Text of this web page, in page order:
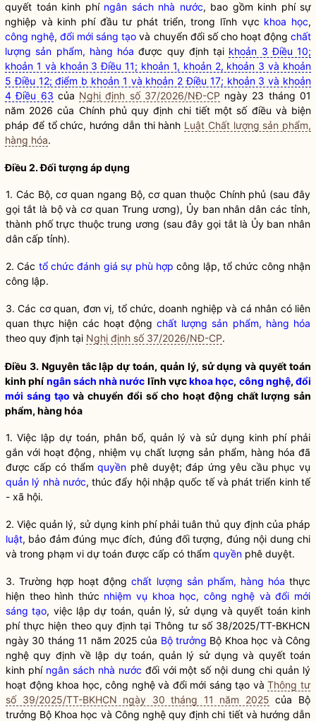
quyết toán kinh phí ngân sách nhà nước, bao gồm kinh phí sự
nghiệp và kinh phí đầu tư phát triển, trong lĩnh vực khoa học,
công nghệ,đổi mới sáng tạo và chuyển đổi số cho hoạt độngchất
lượng sản phẩm, hàng hóa được quy định tại khoản 3 Điều 10;
khoản 1 và khoản 3 Điều 11; khoản 1, khoản 2, khoản 3 và khoản
5 Điều 12; điểm b khoản 1 và khoản 2 Điều 17; khoản 3 và khoản
4 Điều 63 của Nghị định số 37/2026/NĐ-CP ngày 23 tháng 01
năm 2026 của Chính phủ quy định chi tiết một số điều và biện
pháp để tổ chức, hướng dẫn thi hành Luật Chất lượng sản phẩm,
hàng hóa.
Điều 2. Đối tượng áp dụng
1. Các Bộ, cơ quan ngang Bộ, cơ quan thuộc Chính phủ (sau đây
gọi tắt là bộ và cơ quan Trung ương), Ủy ban nhân dân các tỉnh,
thành phố trực thuộc trung ương (sau đây gọi tắt là Ủy ban nhân
dân cấp tỉnh).
2. Các tổ chức đánh giá sự phù hợp công lập, tổ chức công nhận
công lập.
3. Các cơ quan, đơn vị, tổ chức, doanh nghiệp và cá nhân có liên
quan thực hiện các hoạt độngchất lượng sản phẩm, hàng hóa
theo quy định tại Nghị định số 37/2026/NĐ-CP.
Điều 3. Nguyên tắc lập dự toán, quản lý, sử dụng và quyết toán
kinh phí ngân sách nhà nước lĩnh vựckhoa học, công nghệ, đổi
mới sáng tạo và chuyển đổi số cho hoạt động chất lượng sản
phẩm, hàng hóa
1. Việc lập dự toán, phân bổ, quản lý và sử dụng kinh phí phải
gắn với hoạt động, nhiệm vụ chất lượng sản phẩm, hàng hóa đã
được cấp có thẩmquyền phê duyệt; đáp ứng yêu cầu phục vụ
quản lý nhà nước, thúc đẩy hội nhập quốc tế và phát triển kinh tế
- xã hội.
2. Việc quản lý, sử dụng kinh phí phải tuân thủ quy định của pháp
luật, bảo đảm đúng mục đích, đúng đối tượng, đúng nội dung chi
và trong phạm vi dự toán được cấp có thẩm quyền phê duyệt.
3. Trường hợp hoạt độngchất lượng sản phẩm, hàng hóa thực
hiện theo hình thức nhiệm vụ khoa học, công nghệ và đổi mới
sáng tạo, việc lập dự toán, quản lý, sử dụng và quyết toán kinh
phí thực hiện theo quy định tại Thông tư số 38/2025/TT-BKHCN
ngày 30 tháng 11 năm 2025 của Bộ trưởng Bộ Khoa học và Công
nghệ quy định về lập dự toán, quản lý sử dụng và quyết toán
kinh phí ngân sách nhà nước đối với một số nội dung chi quản lý
hoạt động khoa học, công nghệ và đổi mới sáng tạo vàThông tư
số 39/2025/TT-BKHCN ngày 30 tháng 11 năm 2025 của Bộ
trưởng Bộ Khoa học và Công nghệ quy định chi tiết và hướng dẫn